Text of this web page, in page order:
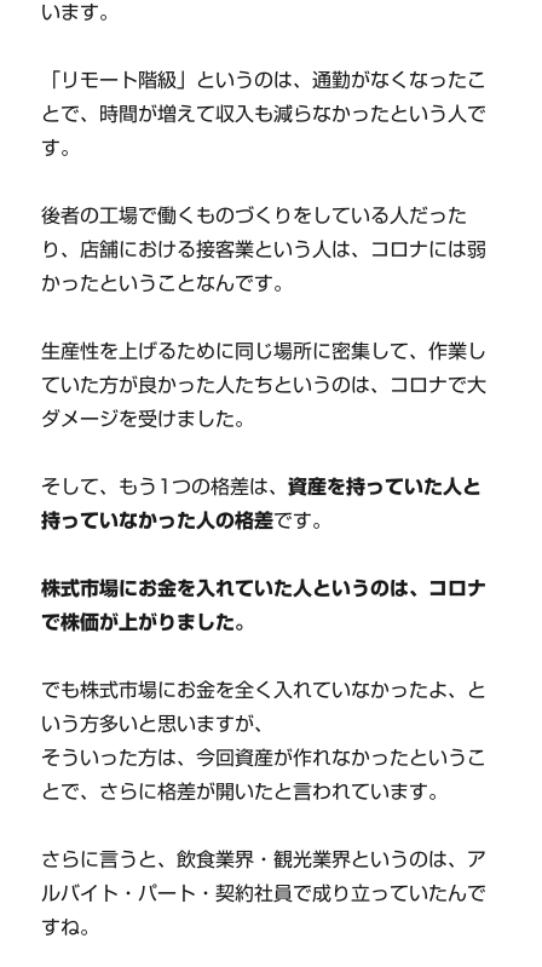
います。
「リモート階級」というのは、通勤がなくなったこ
とで、時間が増えて収入も減らなかったという人で
す。
後者の工場で働くものづくりをしている人だった
り、店舗における接客業という人は、コロナには弱
かったということなんです。
生産性を上げるために同じ場所に密集して、作業し
ていた方が良かった人たちというのは、コロナで大
ダメージを受けました。
そして、もう1つの格差は、資産を持っていた人と
持っていなかった人の格差です。
株式市場にお金を入れていた人というのは、コロナ
で株価が上がりました。
でも株式市場にお金を全く入れていなかったよ、と
いう方多いと思いますが、
そういった方は、今回資産が作れなかったというこ
とで、さらに格差が開いたと言われています。
さらに言うと、飲食業界・観光業界というのは、ア
ルバイト・パート・契約社員で成り立っていたんで
すね。